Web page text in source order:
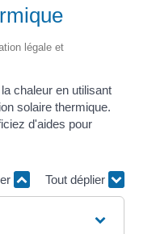
légale et
chaleur en utilisant
solaire thermique.
d'aides pour
Tout déplier